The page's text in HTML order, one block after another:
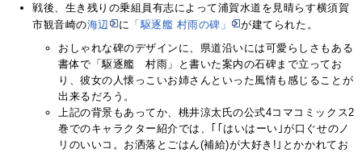
戦後、生き残りの乗組員有志によって浦賀水道を見晴らす横須賀
市観音崎の海辺 に 「駆逐艦 村雨の碑」
が建てられた。
おしゃれな碑のデザインに、県道沿いには可愛らしさもある
書体で「駆逐艦 村雨」と書いた案内の石碑まで立ってお
り、彼女の人懐っこいお姉さんといった風情も感じることが
出来るだろう。
上記の背景もあってか、桃井涼太氏の公式4コマコミックス2
巻でのキャラクター紹介では、｢｢はいはーい｣が口ぐせのノ
リのいいコ。お洒落とごはん(補給)が大好き!｣とかかれてお